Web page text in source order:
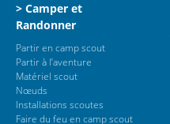
> Camper et
Randonner
Partir en camp scout
Partir à l’aventure
Matériel scout
Nœuds
Installations scoutes
Faire du feu en camp scout